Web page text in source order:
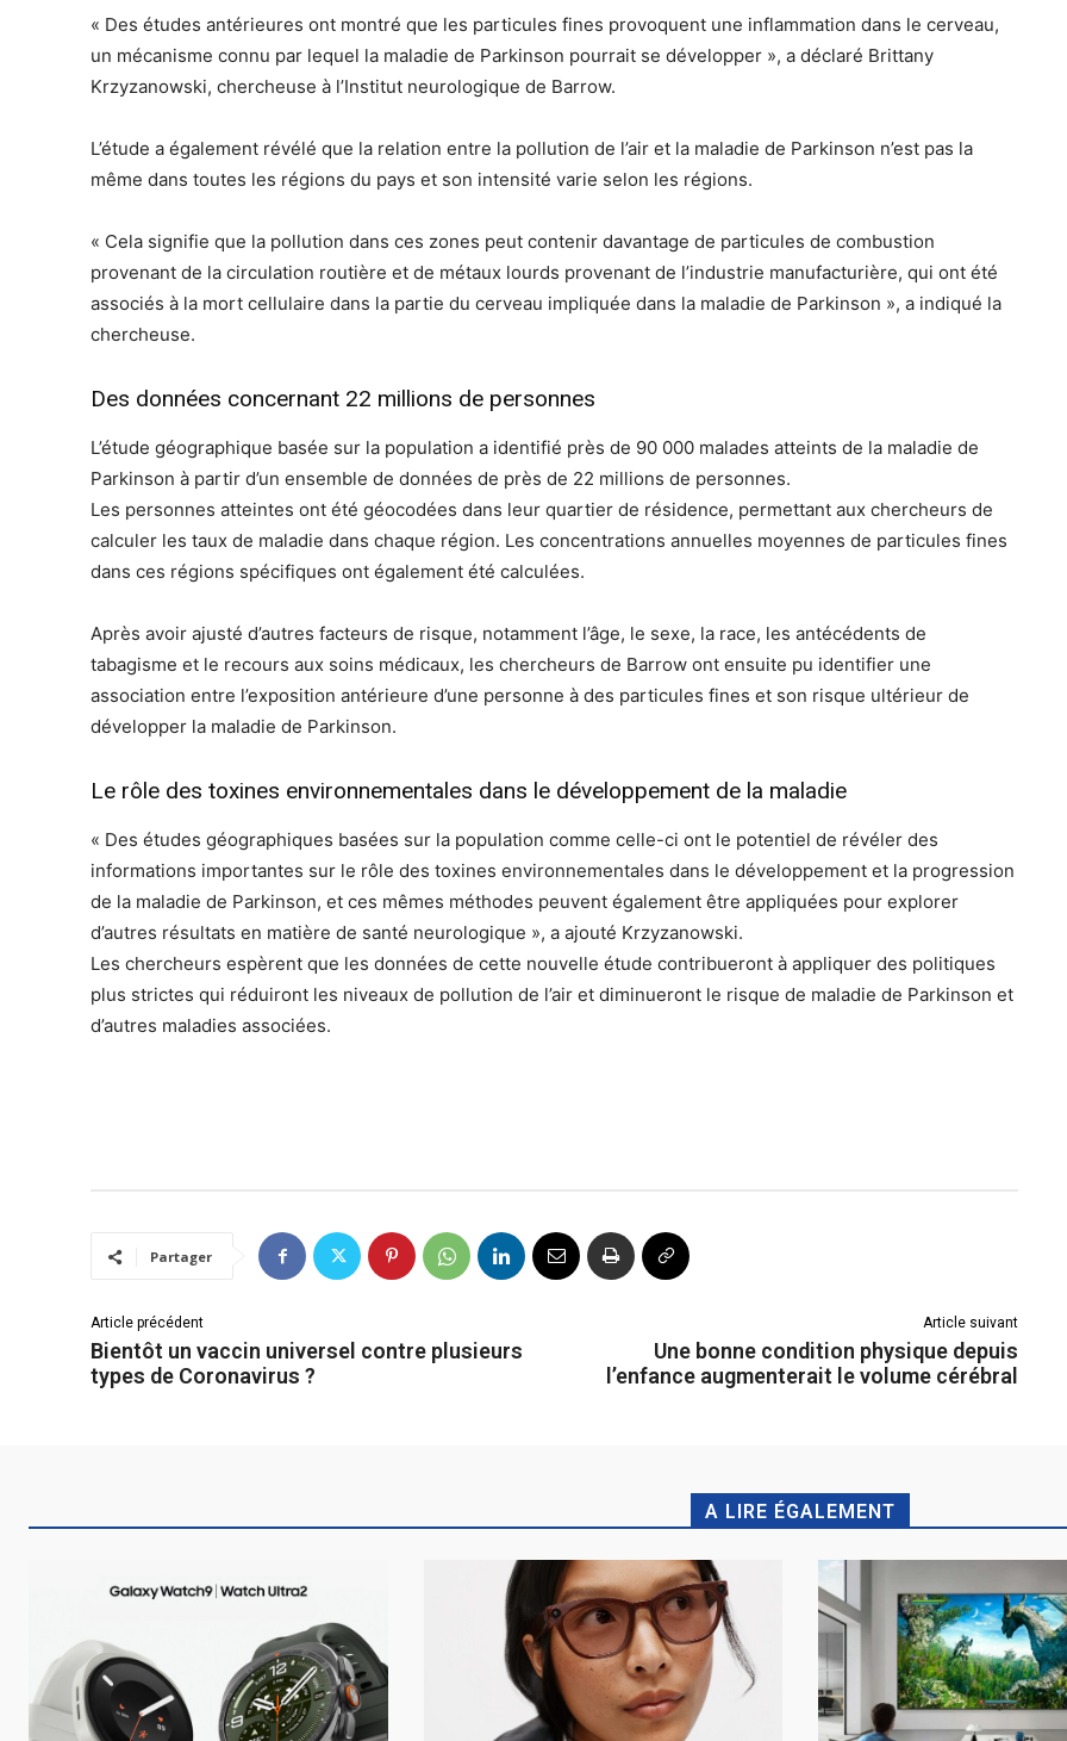
« Des études antérieures ont montré que les particules fines provoquent une inflammation dans le cerveau,
un mécanisme connu par lequel la maladie de Parkinson pourrait se développer », a déclaré Brittany
Krzyzanowski, chercheuse à l’Institut neurologique de Barrow.
L’étude a également révélé que la relation entre la pollution de l’air et la maladie de Parkinson n’est pas la
même dans toutes les régions du pays et son intensité varie selon les régions.
« Cela signifie que la pollution dans ces zones peut contenir davantage de particules de combustion
provenant de la circulation routière et de métaux lourds provenant de l’industrie manufacturière, qui ont été
associés à la mort cellulaire dans la partie du cerveau impliquée dans la maladie de Parkinson », a indiqué la
chercheuse.
Des données concernant 22 millions de personnes
L’étude géographique basée sur la population a identifié près de 90 000 malades atteints de la maladie de
Parkinson à partir d’un ensemble de données de près de 22 millions de personnes.
Les personnes atteintes ont été géocodées dans leur quartier de résidence, permettant aux chercheurs de
calculer les taux de maladie dans chaque région. Les concentrations annuelles moyennes de particules fines
dans ces régions spécifiques ont également été calculées.
Après avoir ajusté d’autres facteurs de risque, notamment l’âge, le sexe, la race, les antécédents de
tabagisme et le recours aux soins médicaux, les chercheurs de Barrow ont ensuite pu identifier une
association entre l’exposition antérieure d’une personne à des particules fines et son risque ultérieur de
développer la maladie de Parkinson.
Le rôle des toxines environnementales dans le développement de la maladie
« Des études géographiques basées sur la population comme celle-ci ont le potentiel de révéler des
informations importantes sur le rôle des toxines environnementales dans le développement et la progression
de la maladie de Parkinson, et ces mêmes méthodes peuvent également être appliquées pour explorer
d’autres résultats en matière de santé neurologique », a ajouté Krzyzanowski.
Les chercheurs espèrent que les données de cette nouvelle étude contribueront à appliquer des politiques
plus strictes qui réduiront les niveaux de pollution de l’air et diminueront le risque de maladie de Parkinson et
d’autres maladies associées.
Partager
Article précédent
Bientôt un vaccin universel contre plusieurs
types de Coronavirus ?
Article suivant
Une bonne condition physique depuis
l’enfance augmenterait le volume cérébral
A LIRE ÉGALEMENT